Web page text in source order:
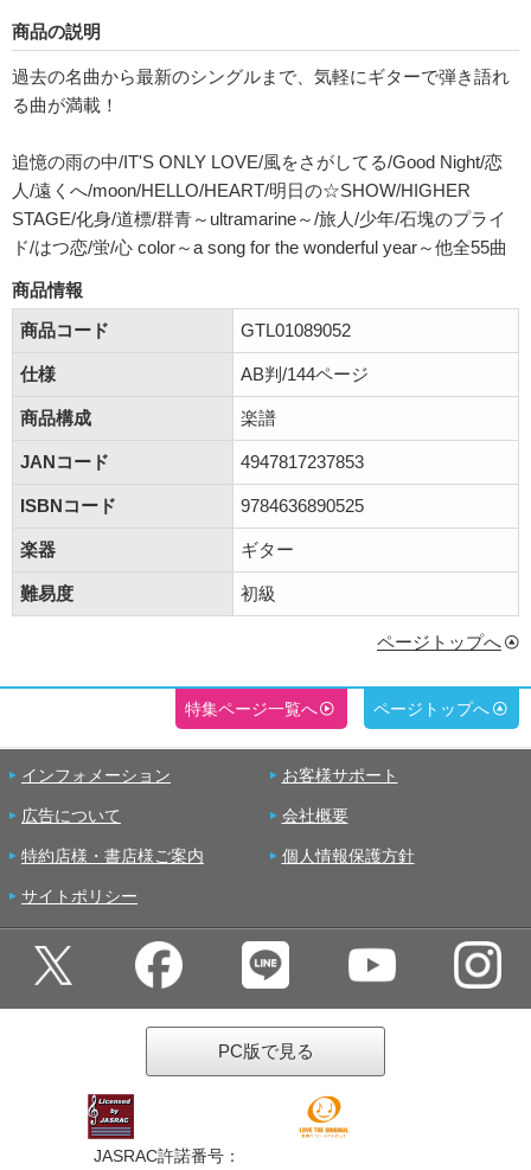
商品の説明
過去の名曲から最新のシングルまで、気軽にギターで弾き語れ
る曲が満載！
追憶の雨の中/IT'S ONLY LOVE/風をさがしてる/Good Night/恋
人/遠くへ/moon/HELLO/HEART/明日の☆SHOW/HIGHER
STAGE/化身/道標/群青～ultramarine～/旅人/少年/石塊のプライ
ド/はつ恋/蛍/心 color～a song for the wonderful year～他全55曲
商品情報
商品コード
GTL01089052
仕様 AB判/144ページ
商品構成 楽譜
JANコード 4947817237853
ISBNコード 9784636890525
楽器 ギター
難易度 初級
ページトップへ
特集ページ一覧へ ページトップへ
インフォメーション お客様サポート
広告について 会社概要
特約店様・書店様ご案内 個人情報保護方針
サイトポリシー
PC版で見る
JASRAC許諾番号：